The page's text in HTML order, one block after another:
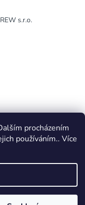
procházením
používáním.. Více
s.r.o.